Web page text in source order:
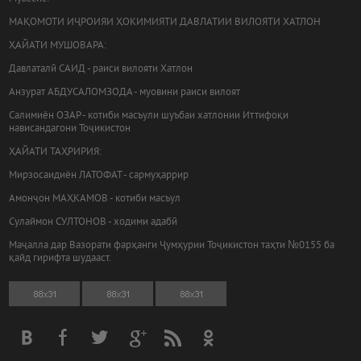
МАҚОМОТИ ИҶРОИЯИ ҲОКИМИЯТИ ДАВЛАТИИ ВИЛОЯТИ ХАТЛОН
ҲАЙАТИ МУШОВАРА:
Давлаталӣ САИД - раиси вилояти Хатлон
Анзурат АБДУСАЛОМЗОДА - муовини раиси вилоят
Салимиён ОЗАР - котиби масъули шуъбаи хатлонии Иттифоқи
нависандагони Тоҷикистон
ҲАЙАТИ ТАҲРИРИЯ:
Мирзосаидиён ЛАТОФАТ - сармуҳаррир
Амонҷон МАҲКАМОВ - котиби масъул
Сулаймон СУЛТОНОВ - ходими адабӣ
Маҷалла дар Вазорати фарҳанги Ҷумҳурии Тоҷикистон таҳти №0155 ба
қайд гирифта шудааст.